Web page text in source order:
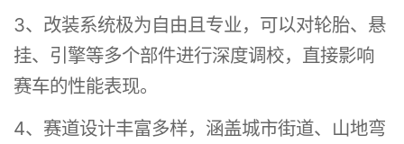
3、改装系统极为自由且专业，可以对轮胎、悬
挂、引擎等多个部件进行深度调校，直接影响
赛车的性能表现。
4、赛道设计丰富多样，涵盖城市街道、山地弯